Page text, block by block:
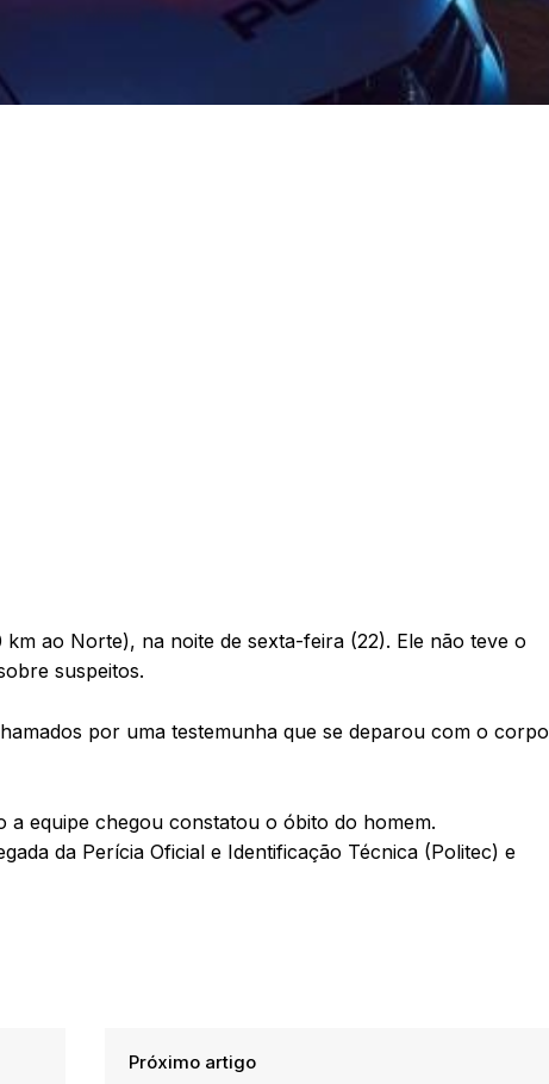
ao Norte), na noite de sexta-feira (22). Ele não teve o
suspeitos.
por uma testemunha que se deparou com o corpo
equipe chegou constatou o óbito do homem.
da Perícia Oficial e Identificação Técnica (Politec) e
Próximo artigo